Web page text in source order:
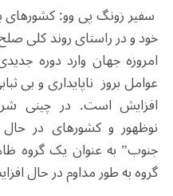
سفیر زونگ پی وو:
خود و در راستای روند کلی
امروزه جهان وارد دوره
عوامل بروز ناپایداری و بی
افزایش است. در چینی
نوظهور و کشورهای در
جنوب” به عنوان یک گروه
گروه به طور مداوم در حال